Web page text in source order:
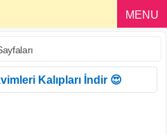
MENU
Kalıpları İndir 😍